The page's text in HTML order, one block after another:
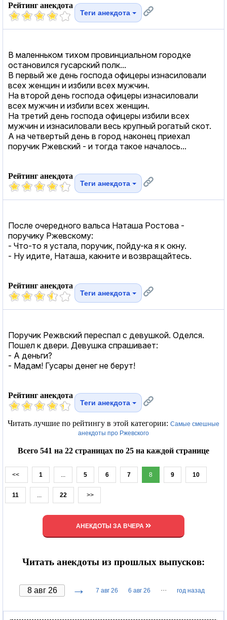
Рейтинг анекдота
Теги анекдота
В маленньком тихом провинциальном городке
остановился гусарский полк...
В первый же день господа офицеры изнасиловали
всех женщин и избили всех мужчин.
На второй день господа офицеры изнасиловали
всех мужчин и избили всех женщин.
На третий день господа офицеры избили всех
мужчин и изнасиловали весь крупный рогатый скот.
А на четвертый день в город наконец приехал
поручик Ржевский - и тогда такое началось...
Рейтинг анекдота
Теги анекдота
После очередного вальса Наташа Ростова -
поручику Ржевскому:
- Что-то я устала, поручик, пойду-ка я к окну.
- Ну идите, Наташа, какните и возвращайтесь.
Рейтинг анекдота
Теги анекдота
Поручик Режвский переспал с девушкой. Оделся.
Пошел к двери. Девушка спрашивает:
- А деньги?
- Мадам! Гусары денег не берут!
Рейтинг анекдота
Теги анекдота
Читать лучшие по рейтингу в этой категории: Самые смешные
анекдоты про Ржевского
Всего 541 на 22 страницах по 25 на каждой странице
<< 1 ... 5 6 7 8 9 10
11 ... 22 >>
АНЕКДОТЫ ЗА ВЧЕРА
Читать анекдоты из прошлых выпусков:
→ 7 авг 26 6 авг 26 ··· год назад